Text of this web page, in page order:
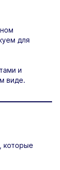
для
и
виде.
которые